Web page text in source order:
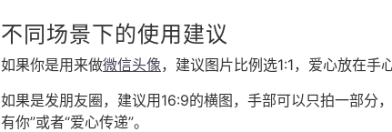
不同场景下的使用建议
如果你是用来做微信头像，建议图片比例选1:1，爱心放在手
如果是发朋友圈，建议用16:9的横图，手部可以只拍一部分
有你”或者“爱心传递”。